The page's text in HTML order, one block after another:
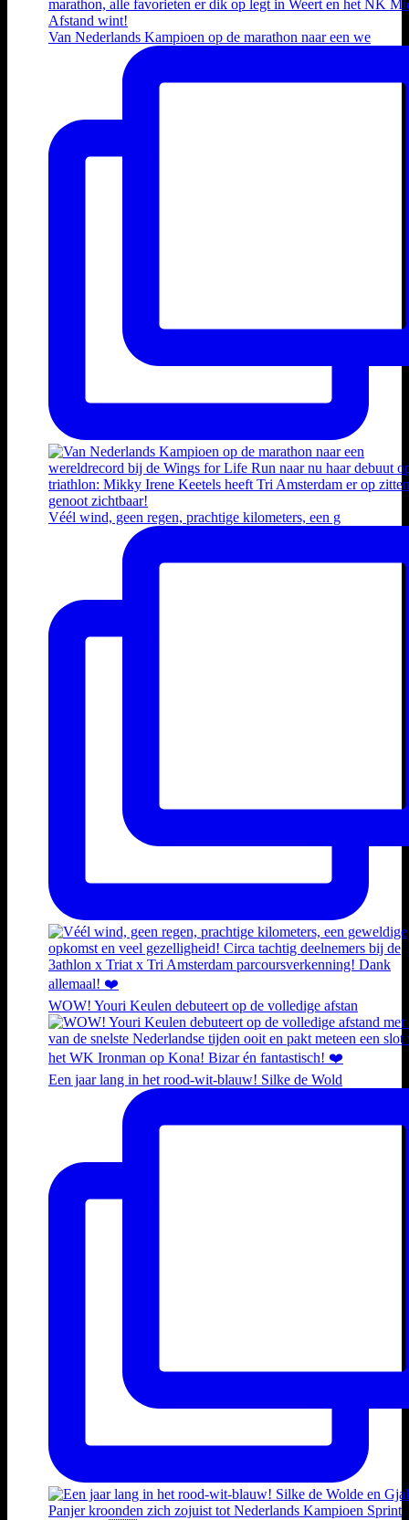
Van Nederlands Kampioen op de marathon naar een we
Véél wind, geen regen, prachtige kilometers, een g
WOW! Youri Keulen debuteert op de volledige afstan
Een jaar lang in het rood-wit-blauw! Silke de Wold